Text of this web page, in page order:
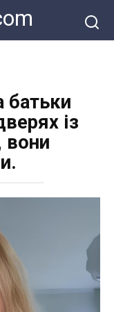
батьки
із
вони